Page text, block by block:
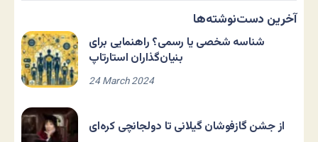
آخرین دست‌نوشته‌ها
شناسه شخصی یا رسمی؟ راهنمایی برای
بنیان‌گذاران استارتاپ
24 March 2024
از جشن گازفوشان گیلانی تا دولجانچی کره‌ای